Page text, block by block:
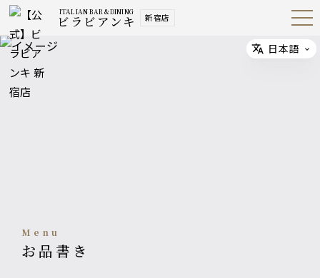
ITALIAN BAR &DINING
ビラビアンキ 新宿店 Open
Navig
menu
お品書き
Select
日本語